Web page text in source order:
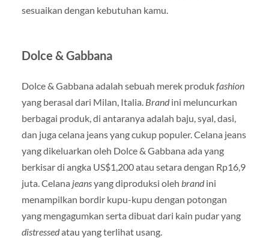
sesuaikan dengan kebutuhan kamu.
Dolce & Gabbana
Dolce & Gabbana adalah sebuah merek produkfashion
yang berasal dari Milan, Italia. Brandini meluncurkan
berbagai produk, di antaranya adalah baju, syal, dasi,
dan juga celana jeans yang cukup populer. Celana jeans
yang dikeluarkan oleh Dolce & Gabbana ada yang
berkisar di angka US$1,200 atau setara dengan Rp16,9
juta. Celana jeansyang diproduksi oleh brandini
menampilkan bordir kupu-kupu dengan potongan
yang mengagumkan serta dibuat dari kain pudar yang
distressedatau yang terlihat usang.